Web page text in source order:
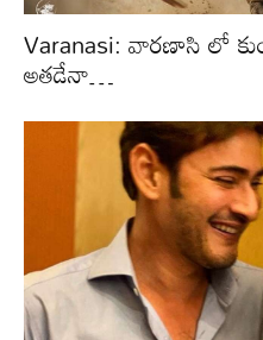
Varanasi: వారణాసి లో
అతడేనా…